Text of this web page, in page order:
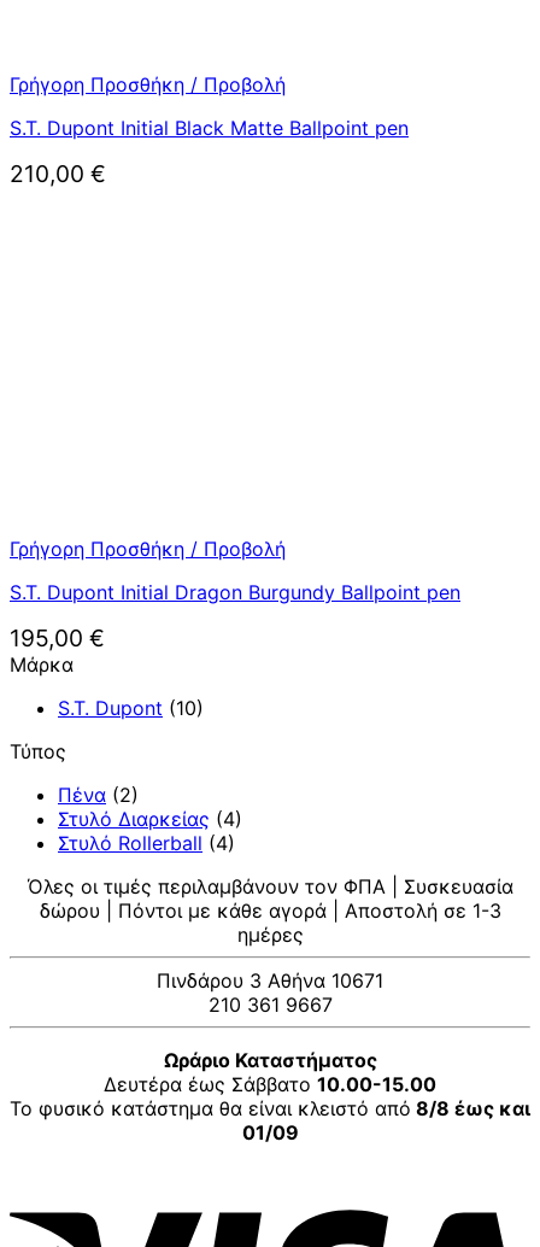
Γρήγορη Προσθήκη / Προβολή
S.T. Dupont Initial Black Matte Ballpoint pen
210,00 €
Γρήγορη Προσθήκη / Προβολή
S.T. Dupont Initial Dragon Burgundy Ballpoint pen
195,00 €
Μάρκα
S.T. Dupont (10)
Τύπος
Πένα (2)
Στυλό Διαρκείας (4)
Στυλό Rollerball (4)
Όλες οι τιμές περιλαμβάνουν τον ΦΠΑ | Συσκευασία
δώρου | Πόντοι με κάθε αγορά | Αποστολή σε 1-3
ημέρες
Πινδάρου 3 Αθήνα 10671
210 361 9667
Ωράριο Καταστήματος
Δευτέρα έως Σάββατο 10.00-15.00
Το φυσικό κατάστημα θα είναι κλειστό από 8/8 έως και
01/09